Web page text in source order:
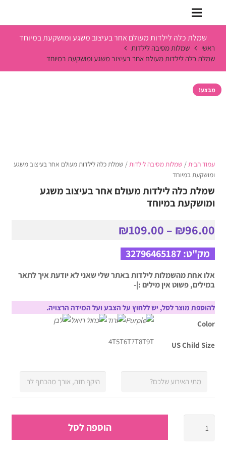
שמלת כלה לילדות מעולם אחר בעיצוב משגע ומושקעת במיוחד
ראשי
שמלות מסיבה לילדות
שמלת כלה לילדות מעולם אחר בעיצוב משגע ומושקעת במיוחד
מבצע!
עמוד הבית / שמלות מסיבה לילדות / שמלת כלה לילדות מעולם אחר בעיצוב משגע
ומושקעת במיוחד
שמלת כלה לילדות מעולם אחר בעיצוב משגע
ומושקעת במיוחד
₪96.00
–
₪109.00
מק"ט:32796465187
אלו אחת מהשמלות לילדות באתר שלי שאני לא יודעת איך לתאר
במילים, פשוט אין מילים :|-
להוספת מוצר לסל, יש ללחוץ על הצבע ועל המידה הרצויה.
Color
US Child Size
4T5T6T7T8T9T
של
הוספה לסל